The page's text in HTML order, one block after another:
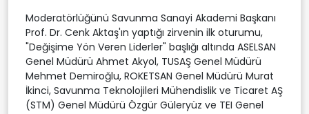
Moderatörlüğünü Savunma Sanayi Akademi Başkanı
Prof. Dr. Cenk Aktaş'ın yaptığı zirvenin ilk oturumu,
"Değişime Yön Veren Liderler" başlığı altında ASELSAN
Genel Müdürü Ahmet Akyol, TUSAŞ Genel Müdürü
Mehmet Demiroğlu, ROKETSAN Genel Müdürü Murat
İkinci, Savunma Teknolojileri Mühendislik ve Ticaret AŞ
(STM) Genel Müdürü Özgür Güleryüz ve TEI Genel